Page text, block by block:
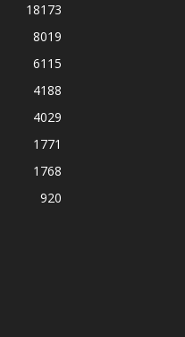
18173
8019
6115
4188
4029
1771
1768
920